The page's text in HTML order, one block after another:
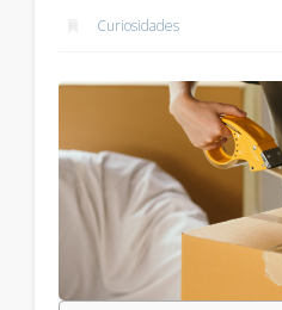
Curiosidades